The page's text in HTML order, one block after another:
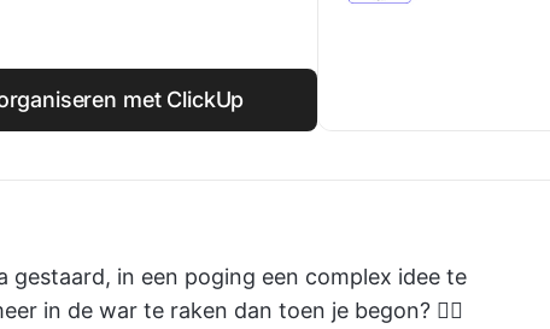
met ClickUp
gestaard, in een poging een complex idee te
in de war te raken dan toen je begon? 😵‍💫